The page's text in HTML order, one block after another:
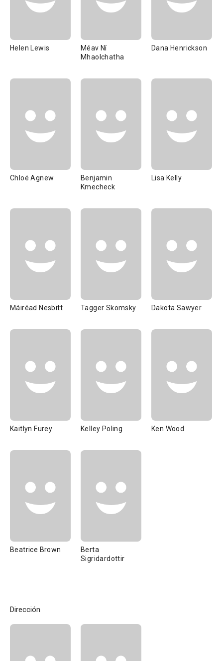
Helen Lewis
Méav Ní
Mhaolchatha
Dana Henrickson
Chloë Agnew
Benjamin
Kmecheck
Lisa Kelly
Máiréad Nesbitt Tagger Skomsky Dakota Sawyer
Kaitlyn Furey Kelley Poling Ken Wood
Beatrice Brown
Berta
Sigridardottir
Dirección